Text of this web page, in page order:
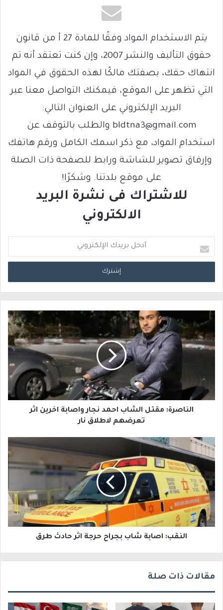
يتم الاستخدام المواد وفقًا للمادة 27 أ من قانون
حقوق التأليف والنشر 2007، وإن كنت تعتقد أنه تم
انتهاك حقك، بصفتك مالكًا لهذه الحقوق في المواد
التي تظهر على الموقع، فيمكنك التواصل معنا عبر
البريد الإلكتروني على العنوان التالي:
bldtna3@gmail.com والطلب بالتوقف عن
استخدام المواد، مع ذكر اسمك الكامل ورقم هاتفك
وإرفاق تصوير للشاشة ورابط للصفحة ذات الصلة
على موقع بلدتنا. وشكرًا!
للاشتراك فى نشرة البريد
الالكتروني
د
خ
ب
ر
ي
ك
ا
إ
ل
ك
ت
و
الناصرة: مقتل الشاب احمد نجار واصابة اخرين اثر
تعرضهم لاطلاق نار
النقب: اصابة شاب بجراح حرجة اثر حادث طرق
مقالات ذات صلة